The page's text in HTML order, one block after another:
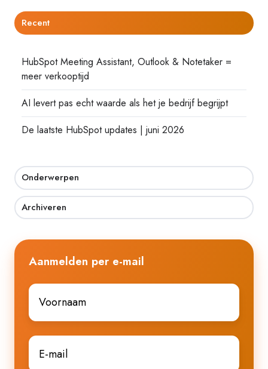
Recent
HubSpot Meeting Assistant, Outlook & Notetaker =
meer verkooptijd
AI levert pas echt waarde als het je bedrijf begrijpt
De laatste HubSpot updates | juni 2026
Onderwerpen
Archiveren
Aanmelden per e-mail
Voornaam
E-
mail*